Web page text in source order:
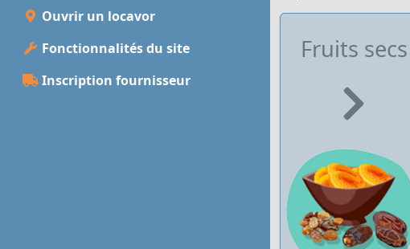
Ouvrir un locavor
Fonctionnalités du site
Inscription fournisseur
Fruits secs